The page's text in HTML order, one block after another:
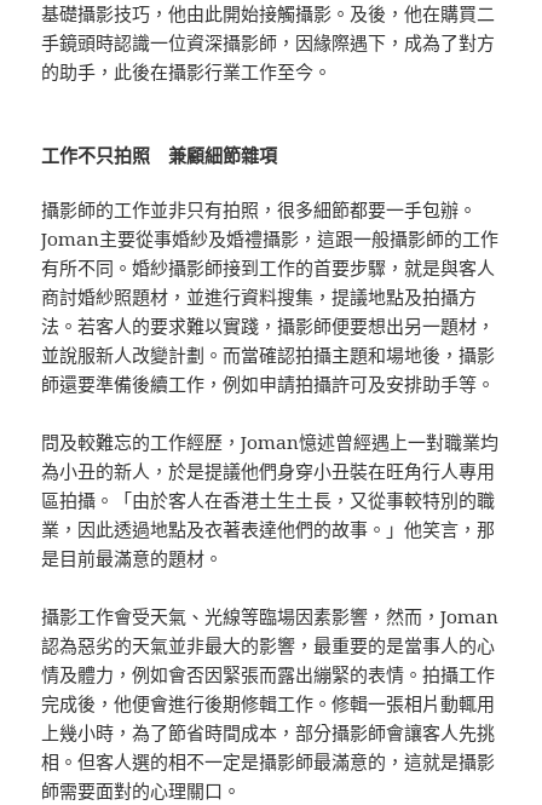
基礎攝影技巧，他由此開始接觸攝影。及後，他在購買二
手鏡頭時認識一位資深攝影師，因緣際遇下，成為了對方
的助手，此後在攝影行業工作至今。
工作不只拍照 兼顧細節雜項
攝影師的工作並非只有拍照，很多細節都要一手包辦。
Joman主要從事婚紗及婚禮攝影，這跟一般攝影師的工作
有所不同。婚紗攝影師接到工作的首要步驟，就是與客人
商討婚紗照題材，並進行資料搜集，提議地點及拍攝方
法。若客人的要求難以實踐，攝影師便要想出另一題材，
並說服新人改變計劃。而當確認拍攝主題和場地後，攝影
師還要準備後續工作，例如申請拍攝許可及安排助手等。
問及較難忘的工作經歷，Joman憶述曾經遇上一對職業均
為小丑的新人，於是提議他們身穿小丑裝在旺角行人專用
區拍攝。「由於客人在香港土生土長，又從事較特別的職
業，因此透過地點及衣著表達他們的故事。」他笑言，那
是目前最滿意的題材。
攝影工作會受天氣、光線等臨場因素影響，然而，Joman
認為惡劣的天氣並非最大的影響，最重要的是當事人的心
情及體力，例如會否因緊張而露出繃緊的表情。拍攝工作
完成後，他便會進行後期修輯工作。修輯一張相片動輒用
上幾小時，為了節省時間成本，部分攝影師會讓客人先挑
相。但客人選的相不一定是攝影師最滿意的，這就是攝影
師需要面對的心理關口。